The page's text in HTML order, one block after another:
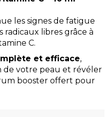
les signes de fatigue
libres grâce à
C.
et efficace,
de votre peau et révéler
booster offert pour